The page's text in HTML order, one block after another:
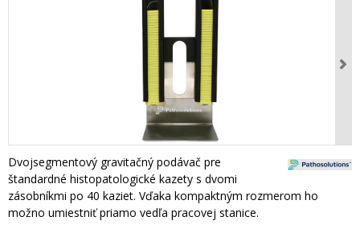
Dvojsegmentový gravitačný podávač pre
štandardné histopatologické kazety s dvomi
zásobníkmi po 40 kaziet. Vďaka kompaktným rozmerom ho
možno umiestniť priamo vedľa pracovej stanice.